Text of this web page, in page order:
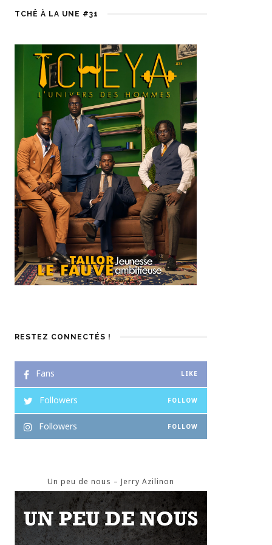
TCHÊ À LA UNE #31
RESTEZ CONNECTÉS !
Fans LIKE
Followers FOLLOW
Followers FOLLOW
Un peu de nous – Jerry Azilinon